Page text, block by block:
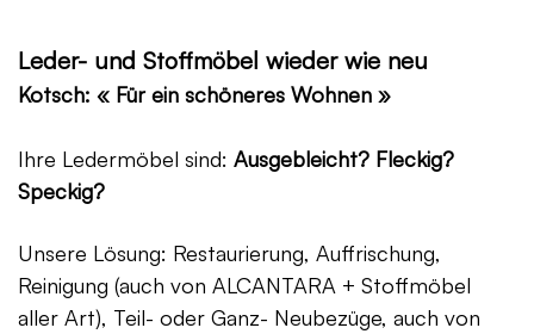
Leder- und Stoffmöbel wieder wie neu
Kotsch: « Für ein schöneres Wohnen »
Ihre Ledermöbel sind: Ausgebleicht? Fleckig?
Speckig?
Unsere Lösung: Restaurierung, Auffrischung,
Reinigung (auch von ALCANTARA + Stoffmöbel
aller Art), Teil- oder Ganz- Neubezüge, auch von